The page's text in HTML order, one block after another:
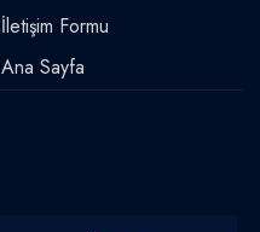
İletişim Formu
Ana Sayfa